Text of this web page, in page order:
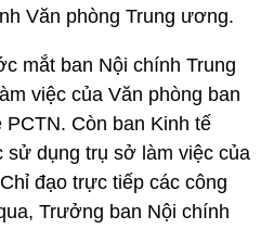
Văn phòng Trung ương.
mắt ban Nội chính Trung
việc của Văn phòng ban
Còn ban Kinh tế
dụng trụ sở làm việc của
đạo trực tiếp các công
Trưởng ban Nội chính